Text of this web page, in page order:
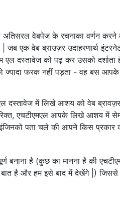
अतिसरल वेबपेज के रचनाका वर्णन
जब एक वेब ब्राउज़र उदाहरणार्थ
एल दस्तावेज को पढ़ कर उसको
ज्यादा फरक नहीं पड़ता - वह बस आपके
दस्तावेज में लिखे आशय को वेब
एचटीएमएल आपके लिखे आशय में
इंजिनको पता चले की आपने किस
बनाना है (कुछ का मानना है की
बात है और हम इसे बाद में देखेंगे |) जिससे